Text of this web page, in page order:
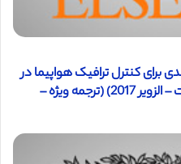
برای کنترل ترافیک هواپیما در
فرودگاه های شلوغ (ساینس دایرکت – الزویر 2017) (ترجمه ویژه –